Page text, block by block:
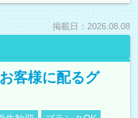
掲載日：2026.08.08
客様に配るグ